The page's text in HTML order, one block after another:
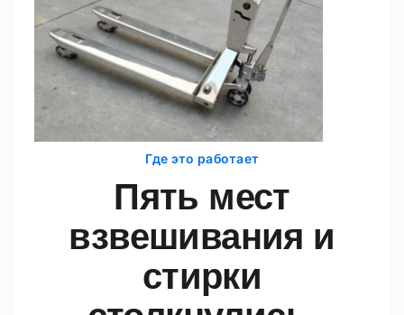
Где это работает
Пять мест
взвешивания и
стирки